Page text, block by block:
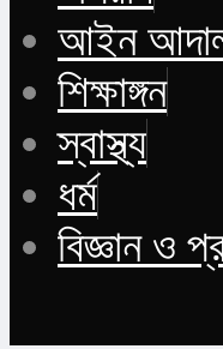
আইন
শিক্ষাঙ্গন
স্বাস্থ্য
ধর্ম
বিজ্ঞান ও